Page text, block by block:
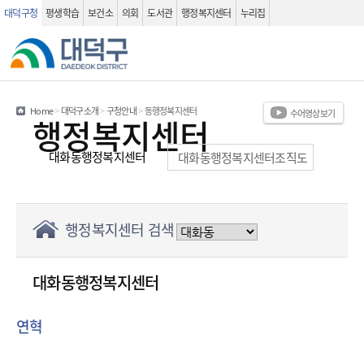
대덕구청 평생학습 보건소 의회 도서관 행정복지센터 누리집
Home>대덕구소개>구청안내>동행정복지센터 수어영상보기
행정복지센터
대화동행정복지센터 대화동행정복지센터조직도
행정복지센터 검색
대화동행정복지센터
연혁